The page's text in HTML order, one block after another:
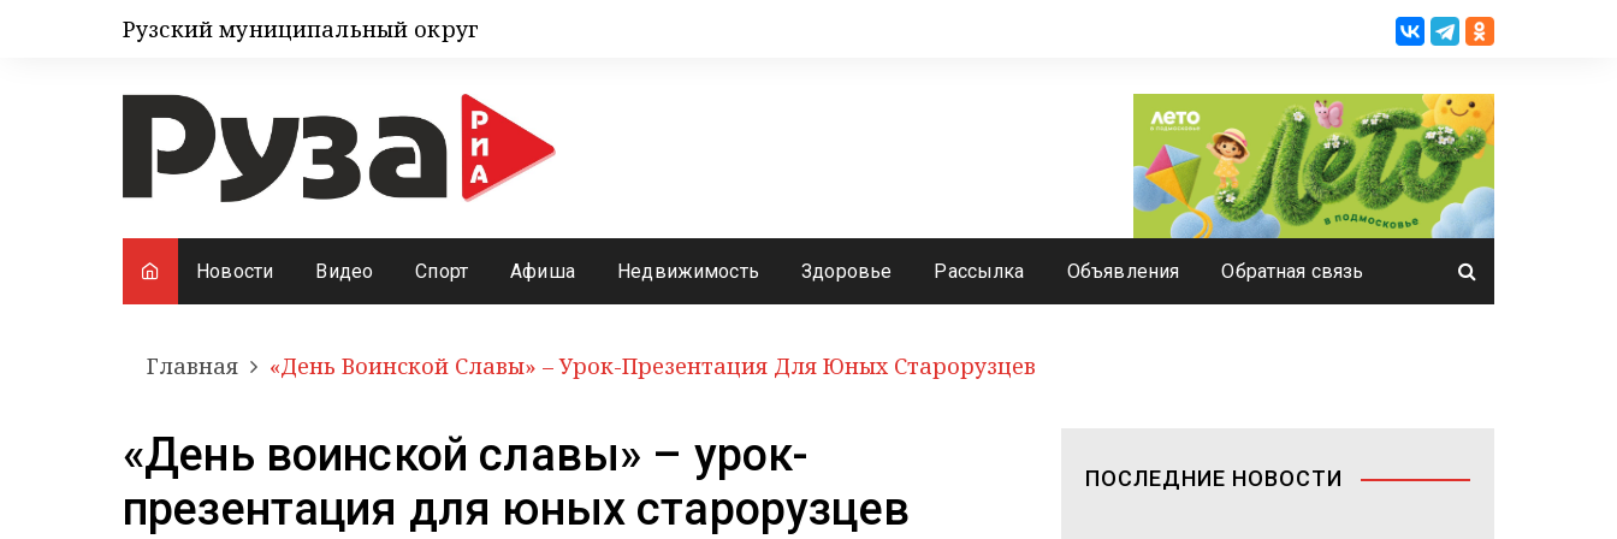
Рузский муниципальный округ
Новости Видео Спорт Афиша Недвижимость Здоровье Рассылка Объявления Обратная связь
Главная «День Воинской Славы» – Урок-Презентация Для Юных Старорузцев
«День воинской славы» – урок-
презентация для юных старорузцев
ПОСЛЕДНИЕ НОВОСТИ